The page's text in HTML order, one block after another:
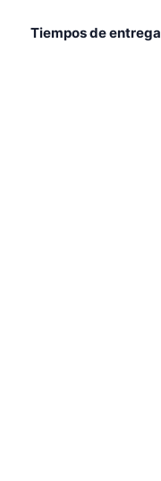
Tiempos de entrega